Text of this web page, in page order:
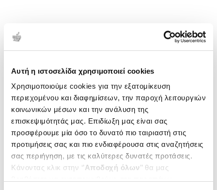
Αυτή η ιστοσελίδα χρησιμοποιεί cookies
Χρησιμοποιούμε cookies για την εξατομίκευση
περιεχομένου και διαφημίσεων, την παροχή λειτουργιών
κοινωνικών μέσων και την ανάλυση της
επισκεψιμότητάς μας. Επιδίωξη μας είναι σας
προσφέρουμε μία όσο το δυνατό πιο ταιριαστή στις
προτιμήσεις σας και πιο ενδιαφέρουσα στις αναζητήσεις
σας περιήγηση, με τις καλύτερες δυνατές προτάσεις.
Κάνοντας κλικ στην ‘’Αποδοχή όλων’’ θα μας